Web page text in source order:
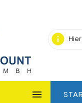
info
